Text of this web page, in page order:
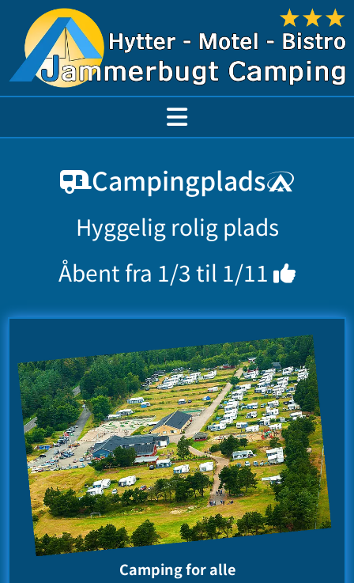
Campingplads
Hyggelig rolig plads
Åbent fra 1/3 til 1/11 
Camping for alle